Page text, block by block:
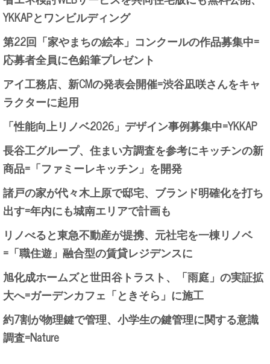
YKKAPとワンビルディング
第22回「家やまちの絵本」コンクールの作品募集中=
応募者全員に色鉛筆プレゼント
アイ工務店、新CMの発表会開催=渋谷凪咲さんをキャ
ラクターに起用
「性能向上リノベ2026」デザイン事例募集中=YKKAP
長谷工グループ、住まい方調査を参考にキッチンの新
商品=「ファミーレキッチン」を開発
諸戸の家が代々木上原で邸宅、ブランド明確化を打ち
出す=年内にも城南エリアで計画も
リノべると東急不動産が提携、元社宅を一棟リノベ
=「職住遊」融合型の賃貸レジデンスに
旭化成ホームズと世田谷トラスト、「雨庭」の実証拡
大へ=ガーデンカフェ「ときそら」に施工
約7割が物理鍵で管理、小学生の鍵管理に関する意識
調査=Nature